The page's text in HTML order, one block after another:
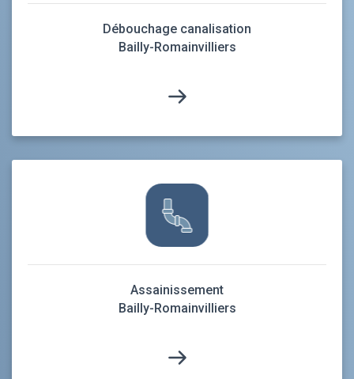
Débouchage canalisation
Bailly-Romainvilliers
Assainissement
Bailly-Romainvilliers